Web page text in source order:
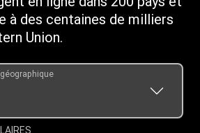
devises
un ami
à des centaines de milliers
Union.